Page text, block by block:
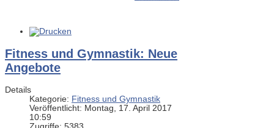
Fitness und Gymnastik: Neue
Angebote
Details
Kategorie: Fitness und Gymnastik
Veröffentlicht: Montag, 17. April 2017
10:59